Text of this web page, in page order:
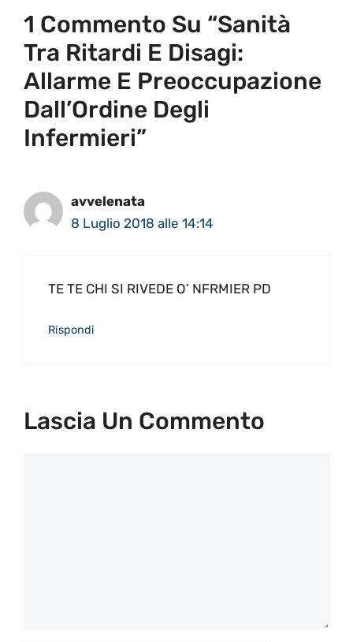
1 Commento Su “Sanità
Tra Ritardi E Disagi:
Allarme E Preoccupazione
Dall’Ordine Degli
Infermieri”
avvelenata
8 Luglio 2018 alle 14:14
TE TE CHI SI RIVEDE O’ NFRMIER PD
Rispondi
Lascia Un Commento